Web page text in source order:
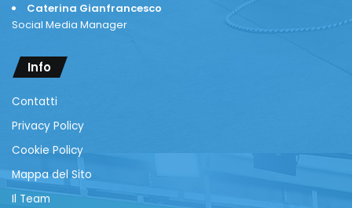
Caterina Gianfrancesco
Social Media Manager
Info
Contatti
Privacy Policy
Cookie Policy
Mappa del Sito
Il Team